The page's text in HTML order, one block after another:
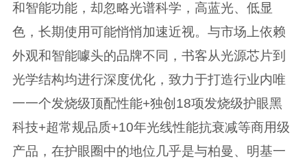
和智能功能，却忽略光谱科学，高蓝光、低显
色，长期使用可能悄悄加速近视。与市场上依赖
外观和智能噱头的品牌不同，书客从光源芯片到
光学结构均进行深度优化，致力于打造行业内唯
一一个发烧级顶配性能+独创18项发烧级护眼黑
科技+超常规品质+10年光线性能抗衰减等商用级
产品，在护眼圈中的地位几乎是与柏曼、明基一